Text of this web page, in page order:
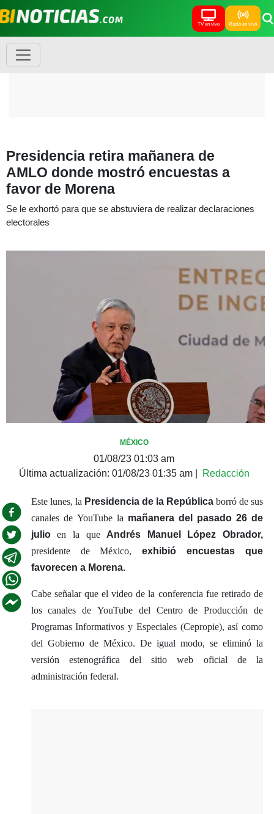
TV en vivo Radio en vivo
Presidencia retira mañanera de
AMLO donde mostró encuestas a
favor de Morena
Se le exhortó para que se abstuviera de realizar declaraciones
electorales
MÉXICO
01/08/23 01:03 am
Última actualización: 01/08/23 01:35 am| Redacción
Este lunes, la Presidencia de la Repúblicaborró de sus
canales de YouTube la mañanera del pasado 26 de
julioen la que Andrés Manuel López Obrador,
presidente de México,exhibió encuestas que
favorecen a Morena.
Cabe señalar que el video de la conferencia fue retirado de
los canales de YouTube del Centro de Producción de
Programas Informativos y Especiales (Cepropie), así como
del Gobierno de México. De igual modo, se eliminó la
versión estenográfica del sitio web oficial de la
administración federal.